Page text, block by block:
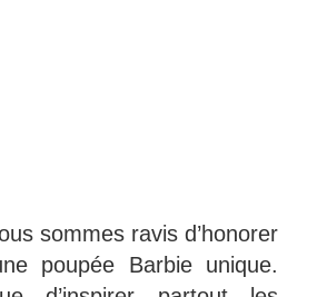
sommes ravis d’honorer
poupée Barbie unique.